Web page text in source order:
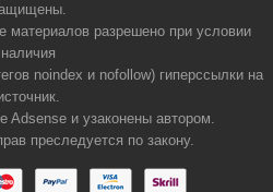
материалов разрешено при условии
наличия
noindex и nofollow) гиперссылки на
Adsense и узаконены автором.
преследуется по закону.